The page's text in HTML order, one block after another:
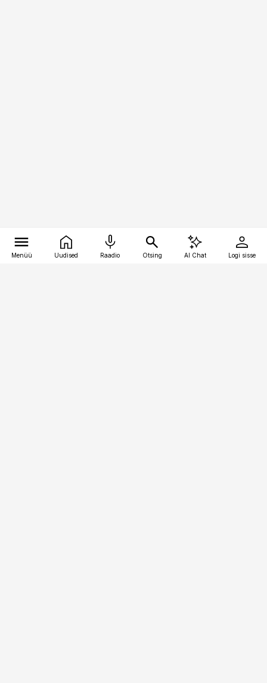
Menüü Uudised Raadio Otsing AI Chat Logi sisse